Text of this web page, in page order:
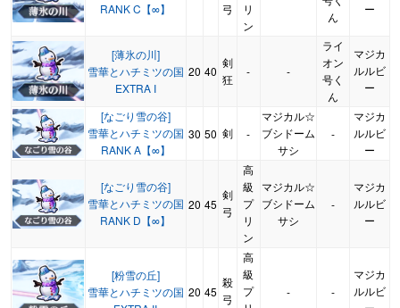
RANK C【∞】
弓
リ
ン
ん
ー
[薄氷の川]
雪華とハチミツの国
EXTRA I
20 40
剣
狂
- -
ライ
オン
号く
ん
マジカ
ルルビ
ー
[なごり雪の谷]
雪華とハチミツの国
RANK A【∞】
30 50 剣 -
マジカル☆
ブシドーム
サシ
-
マジカ
ルルビ
ー
[なごり雪の谷]
雪華とハチミツの国
RANK D【∞】
20 45
剣
弓
高
級
プ
リ
ン
マジカル☆
ブシドーム
サシ
-
マジカ
ルルビ
ー
[粉雪の丘]
雪華とハチミツの国 20 45
殺
弓
高
級
プ
- -
マジカ
ルルビ